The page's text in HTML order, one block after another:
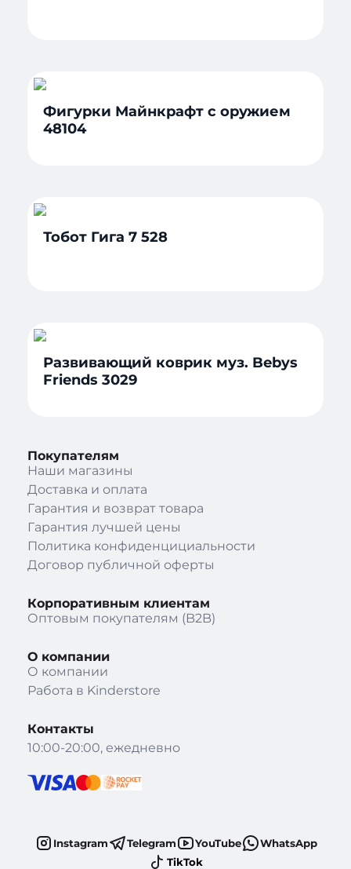
Фигурки Майнкрафт с оружием
48104
Тобот Гига 7 528
Развивающий коврик муз. Bebys
Friends 3029
Покупателям
Наши магазины
Доставка и оплата
Гарантия и возврат товара
Гарантия лучшей цены
Политика конфиденцициальности
Договор публичной оферты
Корпоративным клиентам
Оптовым покупателям (B2B)
О компании
О компании
Работа в Kinderstore
Контакты
10:00-20:00, ежедневно
Instagram Telegram YouTube
WhatsApp
TikTok